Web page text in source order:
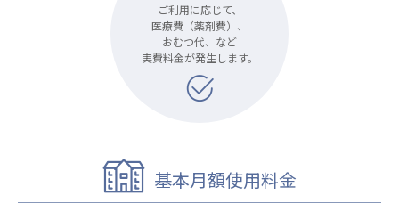
教育（共に生きる仲間達）
関東福祉専門学校
特定非営利活動法人ファイアーレッズメディカルスポ
ーツクラブ
ご利用に応じて、
医療費（薬剤費）、
おむつ代、など
実費料金が発生します。
基本月額使用料金